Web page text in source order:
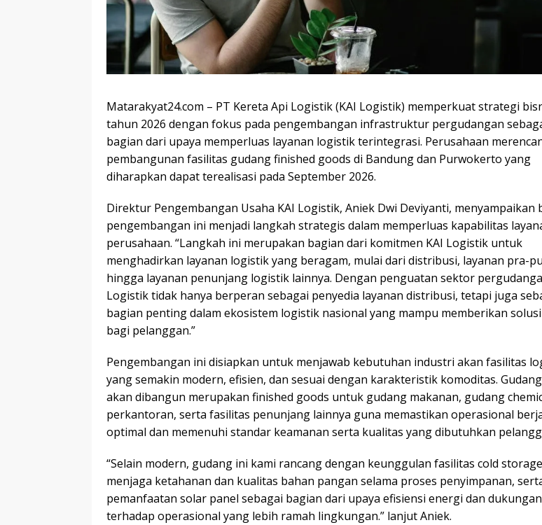
Matarakyat24.com – PT Kereta Api Logistik (KAI Logistik) memperkuat strategi
tahun 2026 dengan fokus pada pengembangan infrastruktur pergudangan
bagian dari upaya memperluas layanan logistik terintegrasi. Perusahaan
pembangunan fasilitas gudang finished goods di Bandung dan Purwokerto yang
diharapkan dapat terealisasi pada September 2026.
Direktur Pengembangan Usaha KAI Logistik, Aniek Dwi Deviyanti, menyampaikan
pengembangan ini menjadi langkah strategis dalam memperluas kapabilitas
perusahaan. “Langkah ini merupakan bagian dari komitmen KAI Logistik untuk
menghadirkan layanan logistik yang beragam, mulai dari distribusi, layanan pra-
hingga layanan penunjang logistik lainnya. Dengan penguatan sektor
Logistik tidak hanya berperan sebagai penyedia layanan distribusi, tetapi juga
bagian penting dalam ekosistem logistik nasional yang mampu memberikan
bagi pelanggan.”
Pengembangan ini disiapkan untuk menjawab kebutuhan industri akan fasilitas
yang semakin modern, efisien, dan sesuai dengan karakteristik komoditas.
akan dibangun merupakan finished goods untuk gudang makanan, gudang
perkantoran, serta fasilitas penunjang lainnya guna memastikan operasional
optimal dan memenuhi standar keamanan serta kualitas yang dibutuhkan
“Selain modern, gudang ini kami rancang dengan keunggulan fasilitas cold
menjaga ketahanan dan kualitas bahan pangan selama proses penyimpanan,
pemanfaatan solar panel sebagai bagian dari upaya efisiensi energi dan dukungan
terhadap operasional yang lebih ramah lingkungan.” lanjut Aniek.